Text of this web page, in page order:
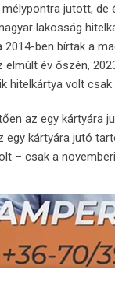
jutott,
lakosság
2014-ben bírtak a
elmúlt év őszén,
hitelkártya volt
az egy kártyára
egy kártyára jutó
– csak a